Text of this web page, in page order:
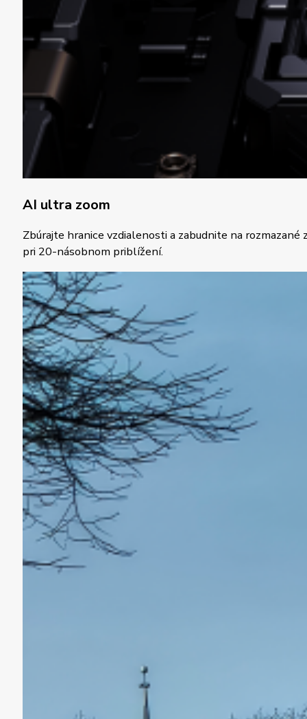
AI ultra zoom
Zbúrajte hranice vzdialenosti a zabudnite na
pri 20-násobnom priblížení.